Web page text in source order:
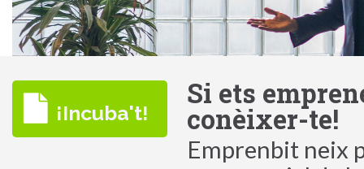
¡Incuba't!
Si ets
conèixer-te!
Emprenbit neix